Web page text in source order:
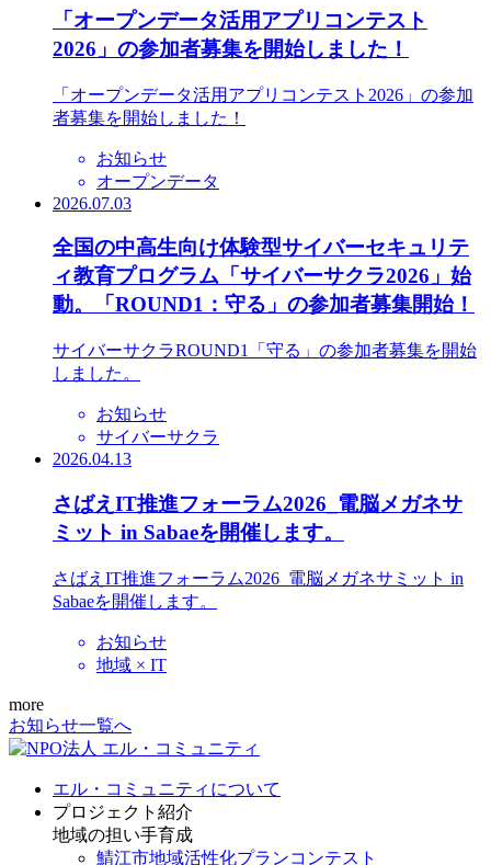
「オープンデータ活用アプリコンテスト
2026」の参加者募集を開始しました！
「オープンデータ活用アプリコンテスト2026」の参加
者募集を開始しました！
お知らせ
オープンデータ
2026.07.03
全国の中高生向け体験型サイバーセキュリテ
ィ教育プログラム「サイバーサクラ2026」始
動。「ROUND1：守る」の参加者募集開始！
サイバーサクラROUND1「守る」の参加者募集を開始
しました。
お知らせ
サイバーサクラ
2026.04.13
さばえIT推進フォーラム2026_電脳メガネサ
ミット in Sabaeを開催します。
さばえIT推進フォーラム2026_電脳メガネサミット in
Sabaeを開催します。
お知らせ
地域 × IT
more
お知らせ一覧へ
エル・コミュニティについて
プロジェクト紹介
地域の担い手育成
鯖江市地域活性化プランコンテスト